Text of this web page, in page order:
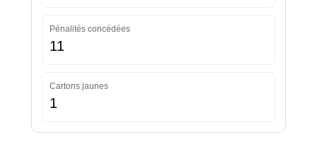
Pénalités concédées
11
Cartons jaunes
1